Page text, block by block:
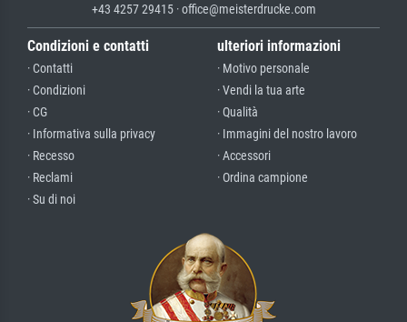
+43 4257 29415 · office@meisterdrucke.com
Condizioni e contatti
· Contatti
· Condizioni
· CG
· Informativa sulla privacy
· Recesso
· Reclami
· Su di noi
ulteriori informazioni
· Motivo personale
· Vendi la tua arte
· Qualità
· Immagini del nostro lavoro
· Accessori
· Ordina campione